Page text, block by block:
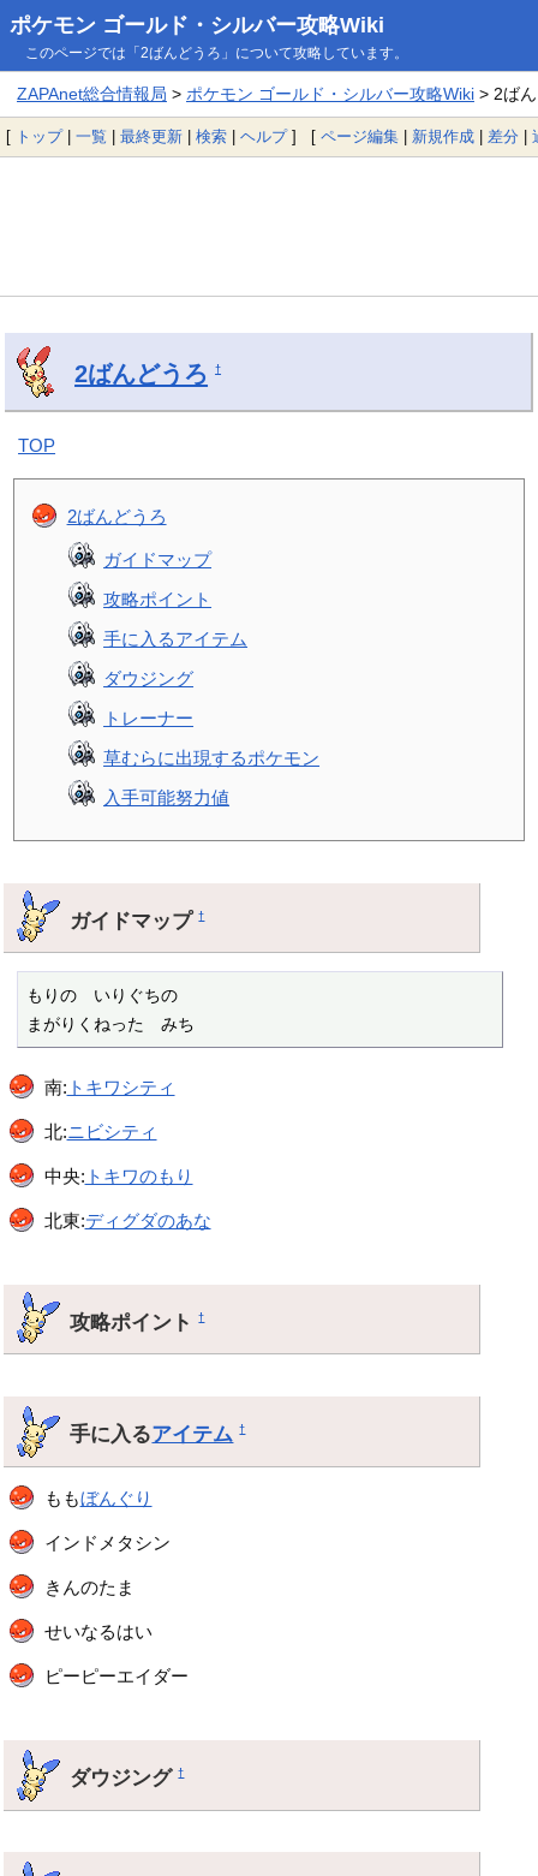
ポケモン ゴールド・シルバー攻略Wiki
このページでは「2ばんどうろ」について攻略しています。
ZAPAnet総合情報局 > ポケモン ゴールド・シルバー攻略Wiki> 2ば
[ トップ| 一覧 | 最終更新 | 検索 | ヘルプ] [ ページ編集 | 新規作成 | 差分 |
2ばんどうろ †
TOP
2ばんどうろ
ガイドマップ
攻略ポイント
手に入るアイテム
ダウジング
トレーナー
草むらに出現するポケモン
入手可能努力値
ガイドマップ†
もりの　いりぐちの
まがりくねった　みち
南: トキワシティ
北:ニビシティ
中央: トキワのもり
北東:ディグダのあな
攻略ポイント†
手に入るアイテム †
ももぼんぐり
インドメタシン
きんのたま
せいなるはい
ピーピーエイダー
ダウジング†